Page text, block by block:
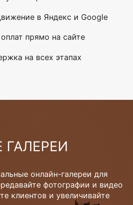
в Яндекс и Google
прямо на сайте
на всех этапах
онлайн-галереи для
фотографии и видео
клиентов и увеличивайте